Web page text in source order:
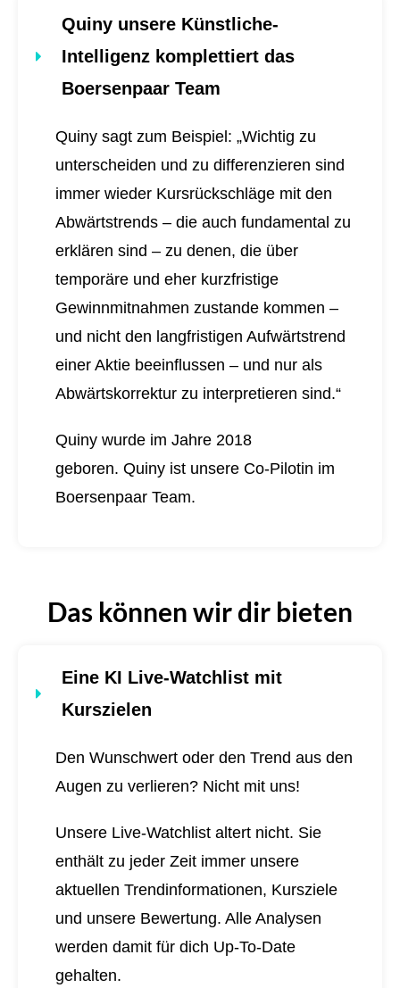
Quiny unsere Künstliche-
Intelligenz komplettiert das
Boersenpaar Team
Quiny sagt zum Beispiel: „Wichtig zu
unterscheiden und zu differenzieren sind
immer wieder Kursrückschläge mit den
Abwärtstrends – die auch fundamental zu
erklären sind – zu denen, die über
temporäre und eher kurzfristige
Gewinnmitnahmen zustande kommen –
und nicht den langfristigen Aufwärtstrend
einer Aktie beeinflussen – und nur als
Abwärtskorrektur zu interpretieren sind.“
Quiny wurde im Jahre 2018
geboren. Quiny ist unsere Co-Pilotin im
Boersenpaar Team.
Das können wir dir bieten
Eine KI Live-Watchlist mit
Kurszielen
Den Wunschwert oder den Trend aus den
Augen zu verlieren? Nicht mit uns!
Unsere Live-Watchlist altert nicht. Sie
enthält zu jeder Zeit immer unsere
aktuellen Trendinformationen, Kursziele
und unsere Bewertung. Alle Analysen
werden damit für dich Up-To-Date
gehalten.